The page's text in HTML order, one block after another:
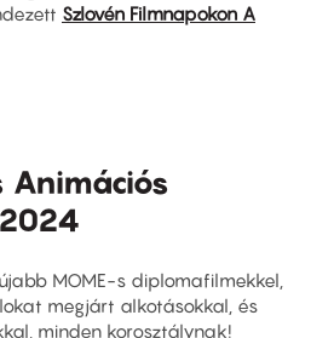
Szlovén Filmnapokon A
Animációs
MOME-s diplomafilmekkel,
megjárt alkotásokkal, és
minden korosztálynak!